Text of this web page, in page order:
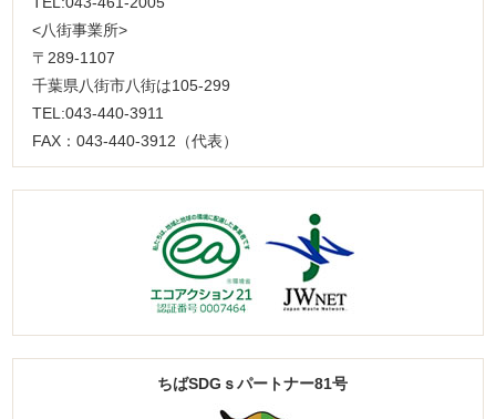
<八街事業所>
〒289-1107
千葉県八街市八街は105-299
TEL:043-440-3911
FAX：043-440-3912（代表）
ちばSDGｓパートナー81号